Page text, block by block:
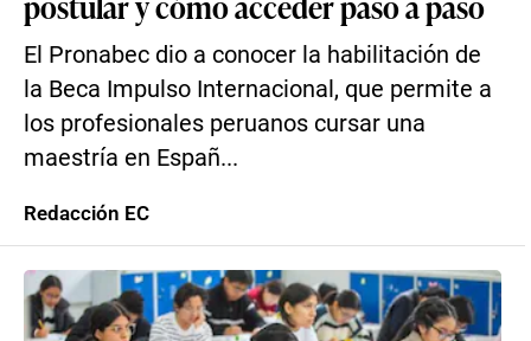
El Pronabec dio a conocer la habilitación de
la Beca Impulso Internacional, que permite a
los profesionales peruanos cursar una
maestría en Españ...
Redacción EC